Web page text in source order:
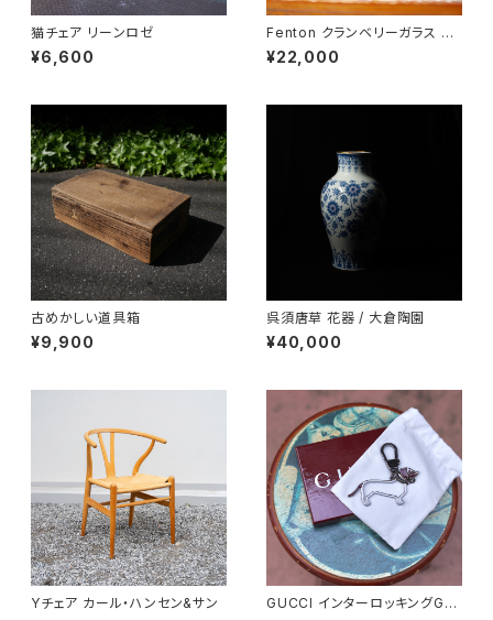
猫チェア リーンロゼ
¥6,600
Fenton クランベリーガラス ピ
ッチャー
¥22,000
古めかしい道具箱
¥9,900
呉須唐草 花器 / 大倉陶園
¥40,000
Yチェア カール・ハンセン&サン
GUCCI インターロッキングGド